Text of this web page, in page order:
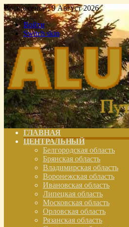
Воскресенье , 9 Август 2026
Войти
Switch skin
ГЛАВНАЯ
ЦЕНТРАЛЬНЫЙ
Белгородская область
Брянская область
Владимирская область
Воронежская область
Ивановская область
Липецкая область
Московская область
Орловская область
Рязанская область